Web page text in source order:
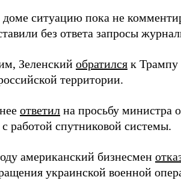
ситуацию пока не
без ответа запросы
Зеленский обратился к Трампу
территории.
ответил на просьбу министра
работой спутниковой системы.
американский бизнесмен
украинской военной